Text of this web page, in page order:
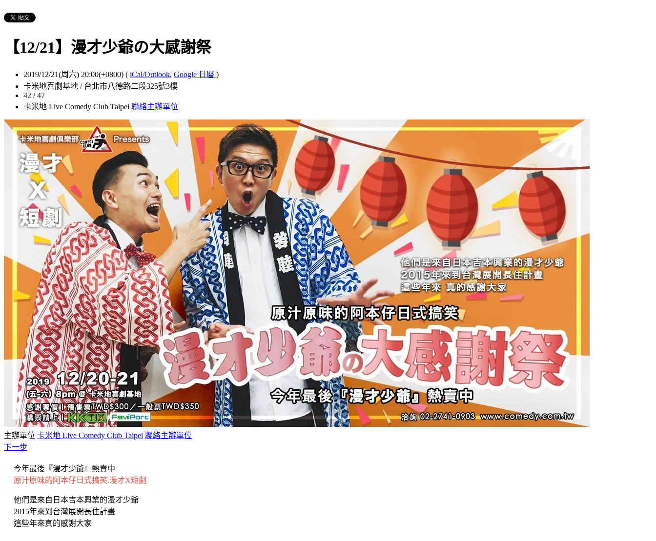
【12/21】漫才少爺の大感謝祭
2019/12/21(周六) 20:00(+0800) ( iCal/Outlook, Google 日曆 )
卡米地喜劇基地 / 台北市八德路二段325號3樓
42 / 47
卡米地 Live Comedy Club Taipei 聯絡主辦單位
主辦單位 卡米地 Live Comedy Club Taipei 聯絡主辦單位
下一步
今年最後『漫才少爺』熱賣中
原汁原味的阿本仔日式搞笑.漫才X短劇
他們是來自日本吉本興業的漫才少爺
2015年來到台灣展開長住計畫
這些年來真的感謝大家